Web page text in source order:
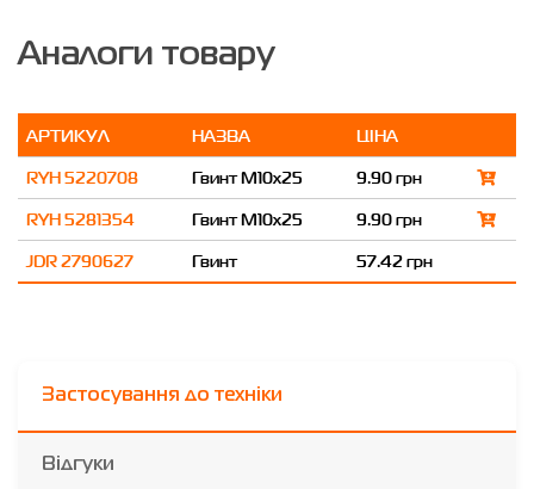
Аналоги товару
АРТИКУЛ НАЗВА
ЦІНА
RYH 5220708
Гвинт M10x25
9.90 грн
RYH 5281354
Гвинт M10x25
9.90 грн
JDR 2790627
Гвинт 57.42 грн
Застосування до техніки
Відгуки